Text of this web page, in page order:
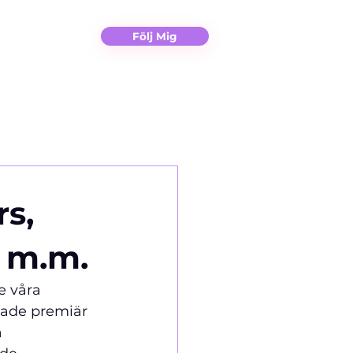
Kontakt Följ Mig
våra
premiär